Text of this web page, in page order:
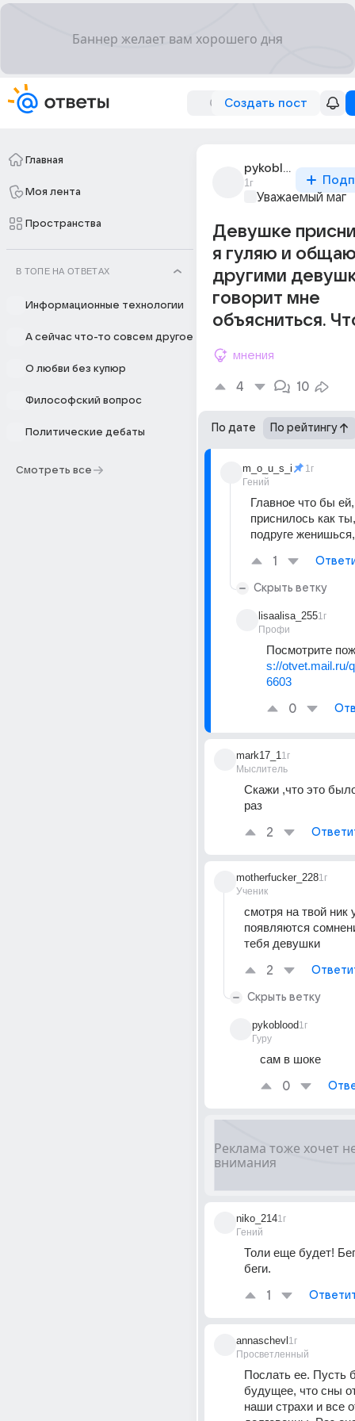
Создать пост
Главная
Моя лента
Пространства
В ТОПЕ НА ОТВЕТАХ
Информационные технологии
А сейчас что-то совсем другое
О любви без купюр
Философский вопрос
Политические дебаты
Смотреть все
pykoblood
1г
Уважаемый маг
Девушке
я гуляю и
другими
говорит мне
объясниться.
мнения
4 10
По дате По рейтингу
m_o_u_s_i
Гений
1г
Главное что бы
приснилось как
подруге
1
Скрыть ветку
lisaalisa_255
Профи
1г
Посмотрите
s://otvet.mail.ru/
6603
0
mark17_1
Мыслитель
1г
Скажи ,что это
раз
2
motherfucker_228
Ученик
1г
смотря на твой ник
появляются
тебя девушки
2
Скрыть ветку
pykoblood
Гуру
1г
сам в шоке
0
niko_214
Гений
1г
Толи еще будет!
беги.
1
annaschevl
Просветленный
1г
Послать ее. Пусть
будущее, что сны
наши страхи и все